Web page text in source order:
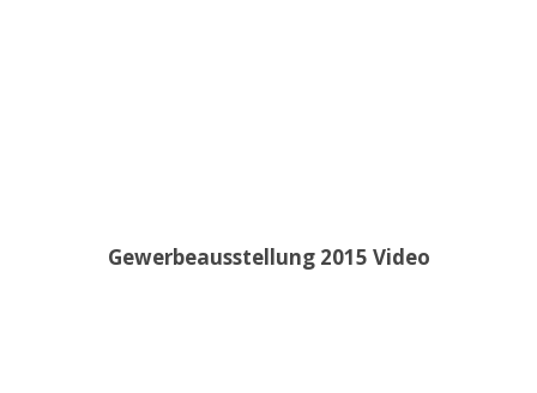
Gewerbeausstellung 2015 Video